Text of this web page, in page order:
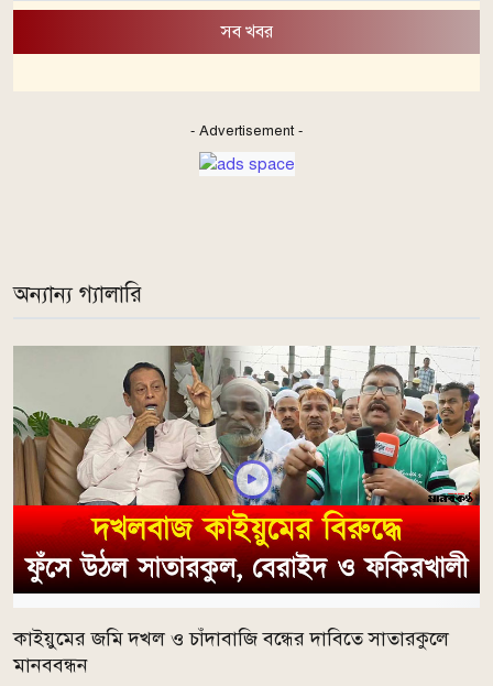
সব খবর
- Advertisement -
অন্যান্য গ্যালারি
কাইয়ুমের জমি দখল ও চাঁদাবাজি বন্ধের দাবিতে সাতারকুলে
মানববন্ধন